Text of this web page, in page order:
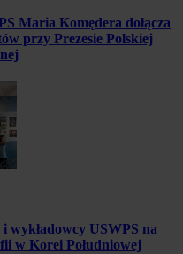
Maria Komędera dołącza
przy Prezesie Polskiej
wykładowcy USWPS na
w Korei Południowej